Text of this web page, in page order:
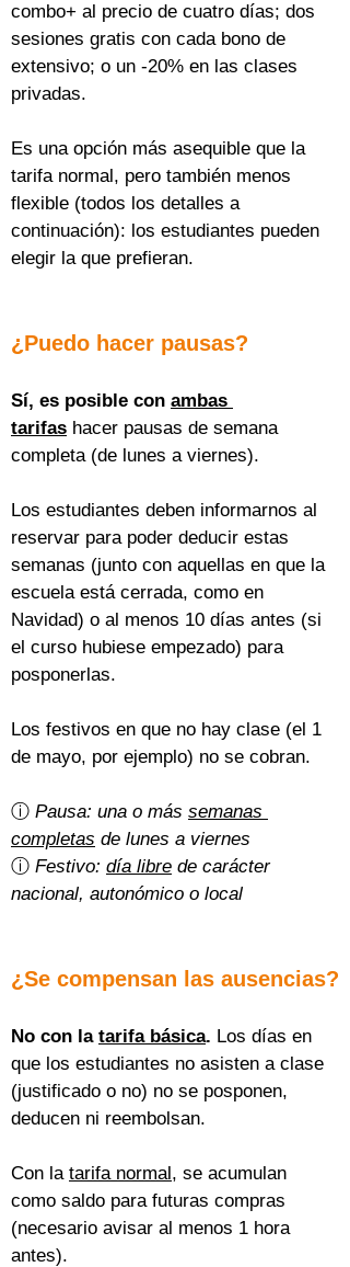
combo+ al precio de cuatro días; dos
sesiones gratis con cada bono de
extensivo; o un -20% en las clases
privadas.
Es una opción más asequible que la
tarifa normal, pero también menos
flexible (todos los detalles a
continuación): los estudiantes pueden
elegir la que prefieran.
¿Puedo hacer pausas?
Sí, es posible con ambas
tarifas hacer pausas de semana
completa (de lunes a viernes).
Los estudiantes deben informarnos al
reservar para poder deducir estas
semanas (junto con aquellas en que la
escuela está cerrada, como en
Navidad) o al menos 10 días antes (si
el curso hubiese empezado) para
posponerlas.
Los festivos en que no hay clase (el 1
de mayo, por ejemplo) no se cobran.
ⓘ Pausa: una o más semanas
completas de lunes a viernes
ⓘ Festivo: día libre de carácter
nacional, autonómico o local
¿Se compensan las ausencias?
No con la tarifa básica. Los días en
que los estudiantes no asisten a clase
(justificado o no) no se posponen,
deducen ni reembolsan.
Con la tarifa normal, se acumulan
como saldo para futuras compras
(necesario avisar al menos 1 hora
antes).